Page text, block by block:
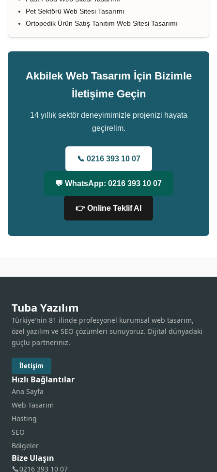
Pet Sektörü Web Sitesi Tasarımı
Ortopedik Ürün Satış Tanıtım Web Sitesi Tasarımı
Akbilek Web Tasarım İçin Bizimle
İletişime Geçin
14 yıllık sektör deneyimimizle projenizi hayata
geçirelim.
📞 0216 393 10 07
💬 WhatsApp: 0216 393 10 07
👉 Online Teklif Al
Tuba Yazılım
Türkiye'nin 81 ilinde profesyonel kurumsal web tasarım,
özel yazılım ve SEO çözümleri sunuyoruz. Dijital dünyadaki
güçlü partneriniz.
İletişim
Hızlı Bağlantılar
Ana Sayfa
Web Tasarım
Hosting
SEO
Bölgeler
Bize Ulaşın
📞0216 393 10 07